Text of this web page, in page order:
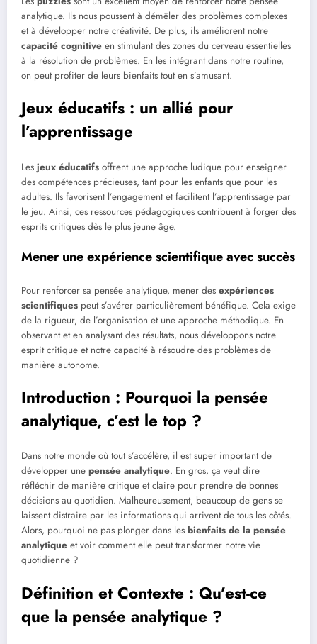
analytique. Ils nous poussent à démêler des problèmes complexes
et à développer notre créativité. De plus, ils améliorent notre
capacité cognitive en stimulant des zones du cerveau essentielles
à la résolution de problèmes. En les intégrant dans notre routine,
on peut profiter de leurs bienfaits tout en s’amusant.
Jeux éducatifs : un allié pour
l’apprentissage
Les jeux éducatifs offrent une approche ludique pour enseigner
des compétences précieuses, tant pour les enfants que pour les
adultes. Ils favorisent l’engagement et facilitent l’apprentissage par
le jeu. Ainsi, ces ressources pédagogiques contribuent à forger des
esprits critiques dès le plus jeune âge.
Mener une expérience scientifique avec succès
Pour renforcer sa pensée analytique, mener des expériences
scientifiques peut s’avérer particulièrement bénéfique. Cela exige
de la rigueur, de l’organisation et une approche méthodique. En
observant et en analysant des résultats, nous développons notre
esprit critique et notre capacité à résoudre des problèmes de
manière autonome.
Introduction : Pourquoi la pensée
analytique, c’est le top ?
Dans notre monde où tout s’accélère, il est super important de
développer une pensée analytique. En gros, ça veut dire
réfléchir de manière critique et claire pour prendre de bonnes
décisions au quotidien. Malheureusement, beaucoup de gens se
laissent distraire par les informations qui arrivent de tous les côtés.
Alors, pourquoi ne pas plonger dans les bienfaits de la pensée
analytique et voir comment elle peut transformer notre vie
quotidienne ?
Définition et Contexte : Qu’est-ce
que la pensée analytique ?